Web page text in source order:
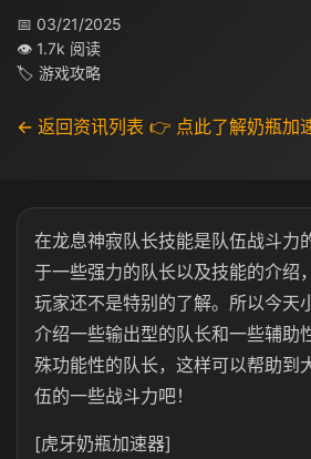
📅 03/21/2025
👁 1.7k 阅读
🏷 游戏攻略
← 返回资讯列表 👉 点此了解奶瓶加
在龙息神寂队长技能是队伍战斗力
于一些强力的队长以及技能的介绍
玩家还不是特别的了解。所以今天
介绍一些输出型的队长和一些辅助
殊功能性的队长，这样可以帮助到
伍的一些战斗力吧！
[虎牙奶瓶加速器]